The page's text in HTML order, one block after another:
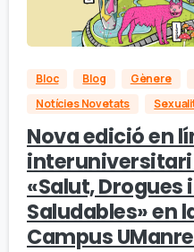
Bloc Blog Gènere
Notícies Novetats
Nova edició en
interuniversitari
«Salut, Drogues
Saludables» en
Campus